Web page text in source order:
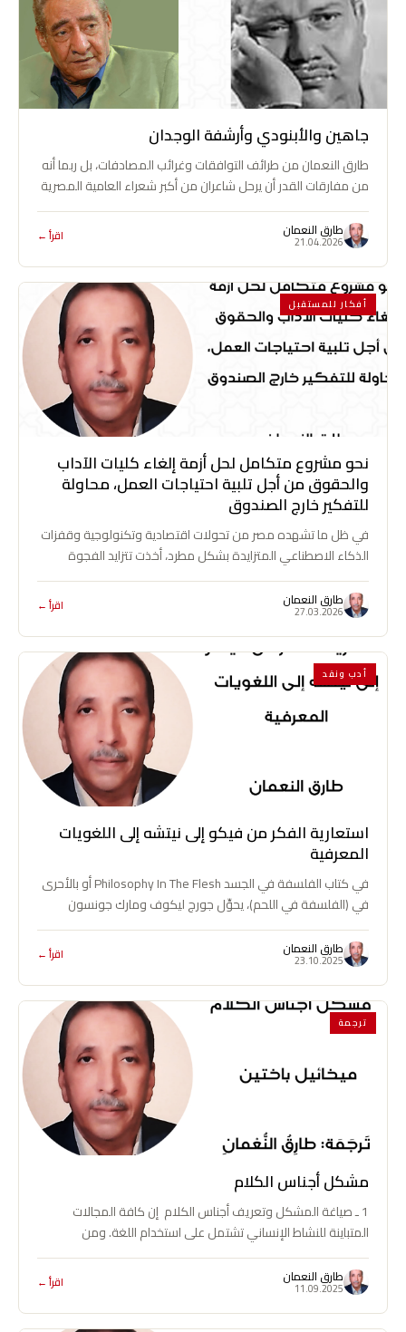
جاهين والأبنودي وأرشفة الوجدان
طارق النعمان من طرائف التوافقات وغرائب المصادفات، بل ربما أنه
من مفارقات القدر أن يرحل شاعران من أكبر شعراء العامية المصرية
في…
طارق النعمان
21.04.2026 اقرأ ←
أفكار للمستقبل
نحو مشروع متكامل لحل أزمة إلغاء كليات الآداب
والحقوق من أجل تلبية احتياجات العمل، محاولة
للتفكير خارج الصندوق
في ظل ما تشهده مصر من تحولات اقتصادية وتكنولوجية وقفزات
الذكاء الاصطناعي المتزايدة بشكل مطرد، أخذت تتزايد الفجوة
الوظيفية بين خريجي كليات…
طارق النعمان
27.03.2026 اقرأ ←
أدب ونقد
استعارية الفكر من فيكو إلى نيتشه إلى اللغويات
المعرفية
في كتاب الفلسفة في الجسد Philosophy In The Flesh أو بالأحرى
في (الفلسفة في اللحم)، يحوِّل جورج ليكوف ومارك جونسون
ترسانة مفاهيم وإجراءات ودراسات…
طارق النعمان
23.10.2025 اقرأ ←
ترجمة
مشكل أجناس الكلام
1 ـ صياغة المشكل وتعريف أجناس الكلام إن كافة المجالات
المتباينة للنشاط الإنساني تشتمل على استخدام اللغة. ومن
المفهوم تمامًا أن طبيعة…
طارق النعمان
11.09.2025 اقرأ ←